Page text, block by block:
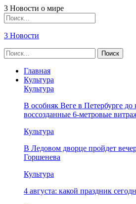
3 Новости о мире
3 Новости
Главная
Культура
Культура
В особняк Веге в Петербурге до
воссозданные 6-метровые
Культура
В Ледовом дворце пройдет
Горшенева
Культура
4 августа: какой праздник